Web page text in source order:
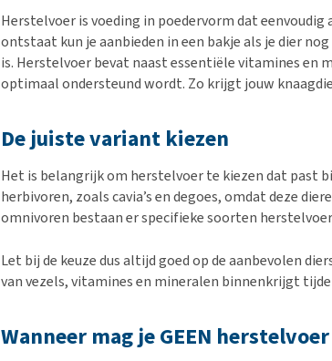
Herstelvoer is voeding in poedervorm dat
ontstaat kun je aanbieden in een bakje als je dier
is. Herstelvoer bevat naast essentiële vitamines en
optimaal ondersteund wordt. Zo krijgt jouw
De juiste variant kiezen
Het is belangrijk om herstelvoer te kiezen dat past
herbivoren, zoals cavia’s en degoes, omdat deze
omnivoren bestaan er specifieke soorten
Let bij de keuze dus altijd goed op de aanbevolen
van vezels, vitamines en mineralen binnenkrijgt
Wanneer mag je GEEN